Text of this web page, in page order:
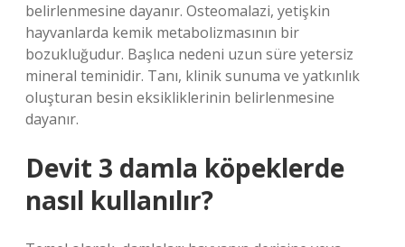
belirlenmesine dayanır. Osteomalazi, yetişkin
hayvanlarda kemik metabolizmasının bir
bozukluğudur. Başlıca nedeni uzun süre yetersiz
mineral teminidir. Tanı, klinik sunuma ve yatkınlık
oluşturan besin eksikliklerinin belirlenmesine
dayanır.
Devit 3 damla köpeklerde
nasıl kullanılır?